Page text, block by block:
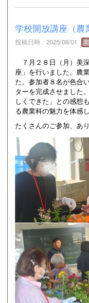
学校開放講座（農
投稿日時 : 2025/08/01
７月２８日（月）美
座」を行いました。農
た。参加者８名が色合
ターを完成させました
しくできた」との感想
る農業科の魅力を体感
たくさんのご参加、あ